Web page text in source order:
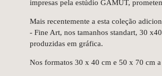
impresas pela estúdio GAMUT,
Mais recentemente a esta coleção
- Fine Art, nos tamanhos standart, 30
produzidas em gráfica.
Nos formatos 30 x 40 cm e 50 x 70 cm